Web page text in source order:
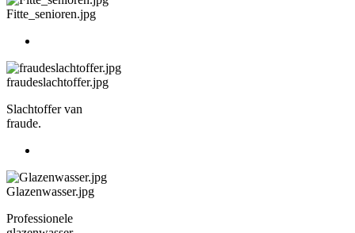
Fitte_senioren.jpg
fraudeslachtoffer.jpg
Slachtoffer van
fraude.
Glazenwasser.jpg
Professionele